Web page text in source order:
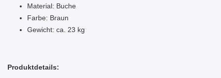
Material: Buche
Farbe: Braun
Gewicht: ca. 23 kg
Produktdetails: